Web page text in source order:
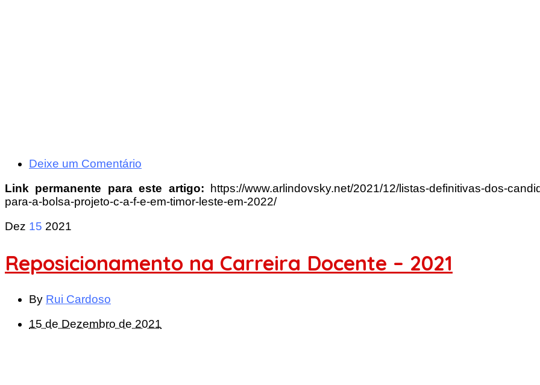
Deixe um Comentário
Link permanente para este artigo: https://www.arlindovsky.net/2021/12/listas-definitivas-dos-
para-a-bolsa-projeto-c-a-f-e-em-timor-leste-em-2022/
Dez 15 2021
Reposicionamento na Carreira Docente – 2021
By Rui Cardoso
15 de Dezembro de 2021